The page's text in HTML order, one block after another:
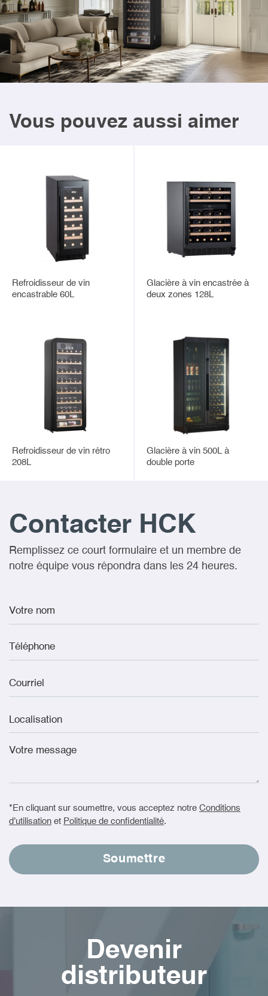
Vous pouvez aussi aimer
Refroidisseur de vin
encastrable 60L
Glacière à vin encastrée à
deux zones 128L
Refroidisseur de vin rétro
208L
Glacière à vin 500L à
double porte
Contacter HCK
Remplissez ce court formulaire et un membre de
notre équipe vous répondra dans les 24 heures.
*En cliquant sur soumettre, vous acceptez notre Conditions
d'utilisation et Politique de confidentialité.
Devenir
distributeur